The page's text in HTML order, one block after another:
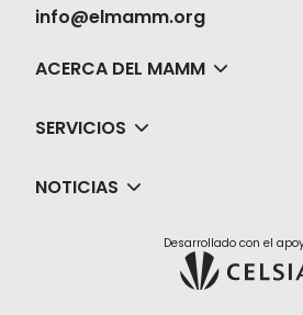
info@elmamm.org
ACERCA DEL MAMM
SERVICIOS
NOTICIAS
Desarrollado con el